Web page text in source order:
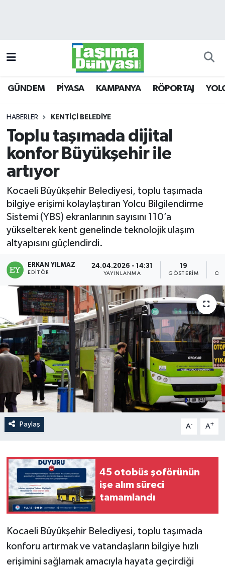
GÜNDEM PİYASA KAMPANYA RÖPORTAJ
HABERLER KENTİÇİ BELEDİYE
Toplu taşımada dijital
konfor Büyükşehir ile
artıyor
Kocaeli Büyükşehir Belediyesi, toplu taşımada
bilgiye erişimi kolaylaştıran Yolcu Bilgilendirme
Sistemi (YBS) ekranlarının sayısını 110’a
yükselterek kent genelinde teknolojik ulaşım
altyapısını güçlendirdi.
ERKAN YILMAZ
EDITÖR
24.04.2026 - 14:31
YAYINLANMA
19
GÖSTERIM
Paylaş A- A+
45 otobüs şoförünün
işe alım süreci
tamamlandı
Kocaeli Büyükşehir Belediyesi, toplu taşımada
konforu artırmak ve vatandaşların bilgiye hızlı
erişimini sağlamak amacıyla hayata geçirdiği
KAMPANYA
RÖPORTAJ
YOLCU TAŞIMA
LOJİSTİK
E-GAZETE
TAŞITLAR
Trafik Durumu
Süper Lig Puan Durumu ve Fikstür
Tüm Manşetler
Son Dakika Haberleri
Haber Arşivi